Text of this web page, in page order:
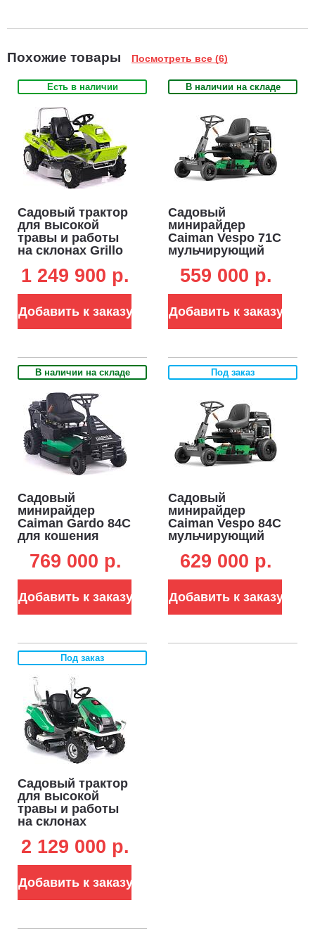
Похожие товары Посмотреть все (6)
Есть в наличии
Садовый трактор
для высокой
травы и работы
на склонах Grillo
B&S Intek, 656
куб.см3, задний
дифференциал,
85 см, 245 кг)
1 249 900 p.
Добавить к заказу
В наличии на складе
Садовый
минирайдер
Caiman Vespo 71C
мульчирующий
Caiman 449 см3,
205 кг.)
559 000 p.
Добавить к заказу
В наличии на складе
Садовый
минирайдер
Caiman Gardo 84C
для кошения
кустов (FRA, 84
см, Caiman 547
мульчирование,
гидростатика,
769 000 p.
Добавить к заказу
Под заказ
Садовый
минирайдер
Caiman Vespo 84C
мульчирующий
Caiman 547 см3,
213 кг.)
629 000 p.
Добавить к заказу
Под заказ
Садовый трактор
для высокой
травы и работы
на склонах
4WD 137D2K (CZE,
Kawasaki FS730 V-
132 см,
дифференциал,
2 129 000 p.
Добавить к заказу